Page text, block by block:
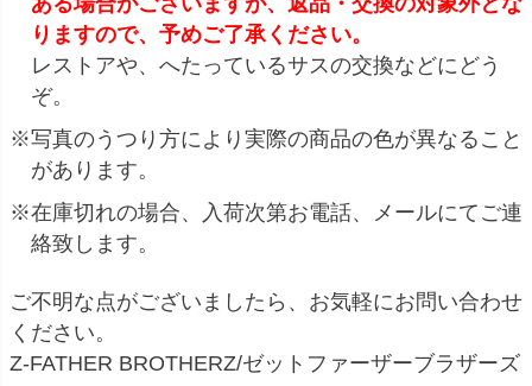
りますので、予めご了承ください。
レストアや、へたっているサスの交換などにどう
ぞ。
※写真のうつり方により実際の商品の色が異なること
があります。
※在庫切れの場合、入荷次第お電話、メールにてご連
絡致します。
ご不明な点がございましたら、お気軽にお問い合わせ
ください。
Z-FATHER BROTHERZ/ゼットファーザーブラザーズ